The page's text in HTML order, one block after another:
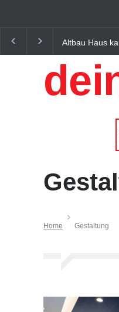
Altbau Haus
Unterschiede
Österreich
Home Gestaltung